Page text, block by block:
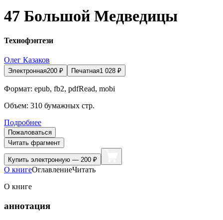
47 Большой Медведицы
Технофэнтези
Олег Казаков
Электронная200 ₽ Печатная1 028 ₽
Формат: epub, fb2, pdfRead, mobi
Объем: 310 бумажных стр.
Подробнее
Пожаловаться
Читать фрагмент
Купить электронную — 200 ₽
О книгеОглавлениеЧитать
О книге
аннотация